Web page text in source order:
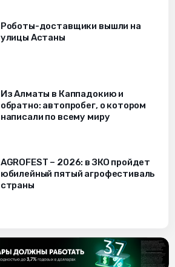
Роботы-доставщики вышли на
улицы Астаны
Из Алматы в Каппадокию и
обратно: автопробег, о котором
написали по всему миру
AGROFEST – 2026: в ЗКО пройдет
юбилейный пятый агрофестиваль
страны